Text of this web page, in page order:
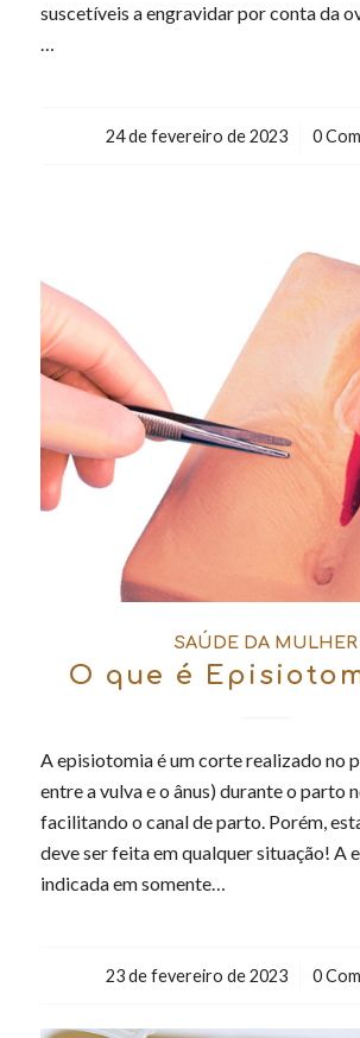
suscetíveis a engravidar por conta da
…
24 de fevereiro de 2023
/ 0
SAÚDE DA MULHER
O que é
A episiotomia é um corte realizado no
entre a vulva e o ânus) durante o parto
facilitando o canal de parto. Porém,
deve ser feita em qualquer situação! A
indicada em somente…
23 de fevereiro de 2023
/ 0